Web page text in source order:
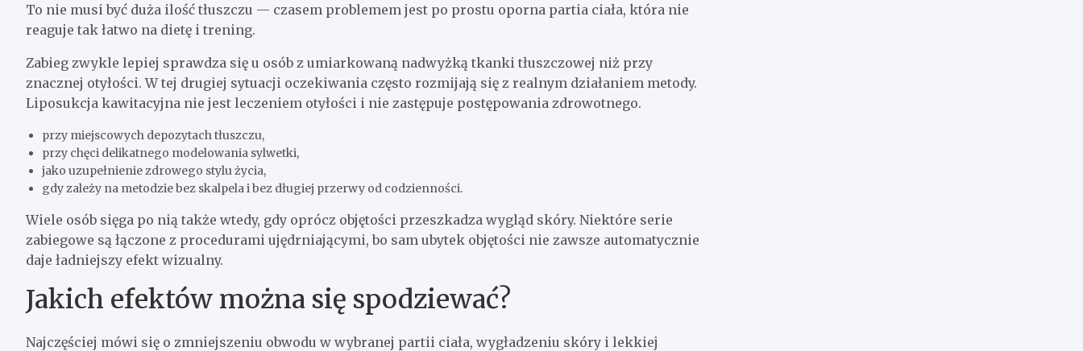
To nie musi być duża ilość tłuszczu — czasem problemem jest po prostu oporna partia ciała, która nie
reaguje tak łatwo na dietę i trening.
Zabieg zwykle lepiej sprawdza się u osób z umiarkowaną nadwyżką tkanki tłuszczowej niż przy
znacznej otyłości. W tej drugiej sytuacji oczekiwania często rozmijają się z realnym działaniem metody.
Liposukcja kawitacyjna nie jest leczeniem otyłości i nie zastępuje postępowania zdrowotnego.
przy miejscowych depozytach tłuszczu,
przy chęci delikatnego modelowania sylwetki,
jako uzupełnienie zdrowego stylu życia,
gdy zależy na metodzie bez skalpela i bez długiej przerwy od codzienności.
Wiele osób sięga po nią także wtedy, gdy oprócz objętości przeszkadza wygląd skóry. Niektóre serie
zabiegowe są łączone z procedurami ujędrniającymi, bo sam ubytek objętości nie zawsze automatycznie
daje ładniejszy efekt wizualny.
Jakich efektów można się spodziewać?
Najczęściej mówi się o zmniejszeniu obwodu w wybranej partii ciała, wygładzeniu skóry i lekkiej